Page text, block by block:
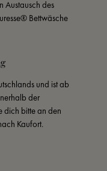
Austausch des
Bettwäsche
und ist ab
der
dich bitte an den
Kaufort.